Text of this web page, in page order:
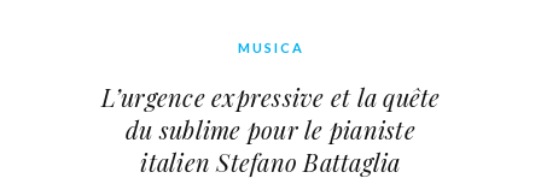
MUSICA
L’urgence expressive et la quête
du sublime pour le pianiste
italien Stefano Battaglia